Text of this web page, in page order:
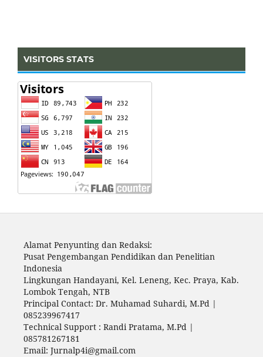
VISITORS STATS
Alamat Penyunting dan Redaksi:
Pusat Pengembangan Pendidikan dan Penelitian
Indonesia
Lingkungan Handayani, Kel. Leneng, Kec. Praya, Kab.
Lombok Tengah, NTB
Principal Contact: Dr. Muhamad Suhardi, M.Pd |
085239967417
Technical Support : Randi Pratama, M.Pd |
085781267181
Email: Jurnalp4i@gmail.com